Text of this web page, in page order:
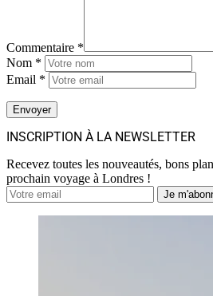
Commentaire *
Nom *
Email *
INSCRIPTION À LA NEWSLETTER
Recevez toutes les nouveautés, bons
prochain voyage à Londres !
Je